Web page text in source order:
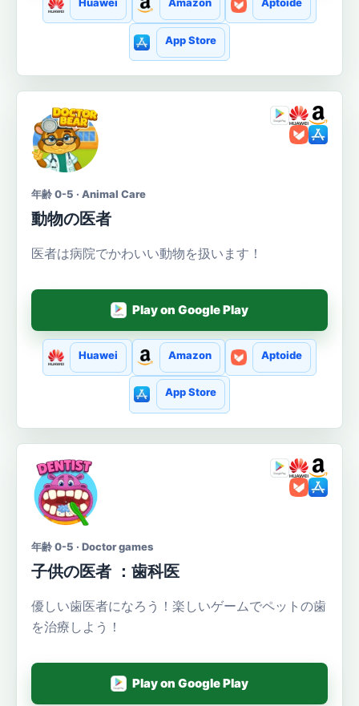
Huawei Amazon Aptoide
App Store
年齢 0-5 · Animal Care
動物の医者
医者は病院でかわいい動物を扱います！
Play on Google Play
Huawei Amazon Aptoide
App Store
年齢 0-5 · Doctor games
子供の医者 ：歯科医
優しい歯医者になろう！楽しいゲームでペットの歯
を治療しよう！
Play on Google Play